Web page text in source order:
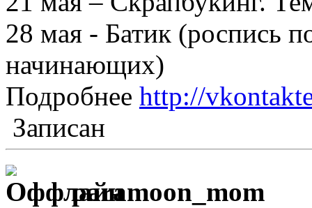
28 мая - Батик (роспись
начинающих)
Подробнее http://
Записан
paramoon_mom